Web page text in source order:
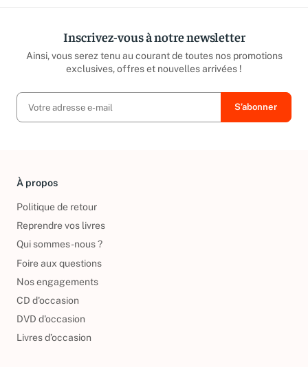
Inscrivez-vous à notre newsletter
Ainsi, vous serez tenu au courant de toutes nos promotions
exclusives, offres et nouvelles arrivées !
À propos
Politique de retour
Reprendre vos livres
Qui sommes-nous ?
Foire aux questions
Nos engagements
CD d'occasion
DVD d'occasion
Livres d’occasion